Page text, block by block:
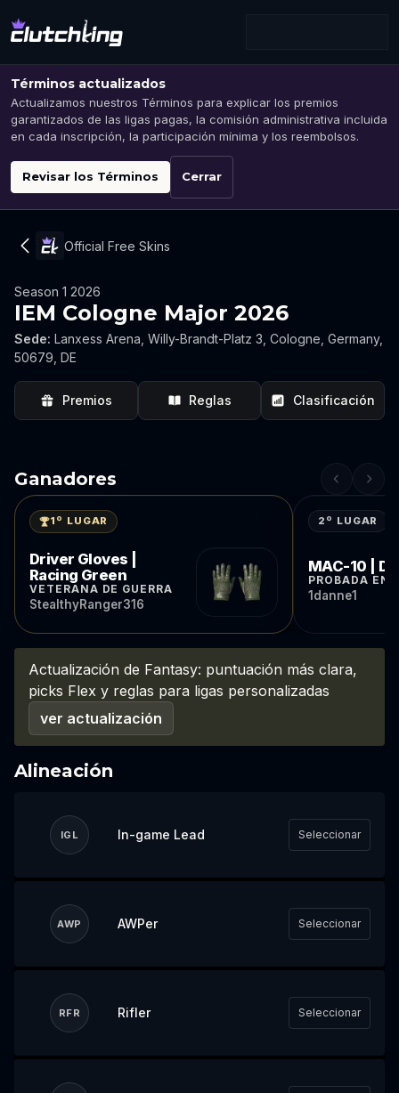
Términos actualizados
Actualizamos nuestros Términos para explicar los premios
garantizados de las ligas pagas, la comisión administrativa incluida
en cada inscripción, la participación mínima y los reembolsos.
Revisar los Términos Cerrar
Official Free Skins
Season 1 2026
IEM Cologne Major 2026
Sede: Lanxess Arena, Willy-Brandt-Platz 3, Cologne, Germany,
50679, DE
Premios Reglas Clasificación
Ganadores
1º LUGAR
Driver Gloves |
Racing Green
VETERANA DE GUERRA
StealthyRanger316
2º LUGAR
MAC-10 |
PROBADA EN
1danne1
Actualización de Fantasy: puntuación más clara,
picks Flex y reglas para ligas personalizadas
ver actualización
Alineación
IGL In-game Lead Seleccionar
AWP AWPer Seleccionar
RFR Rifler Seleccionar